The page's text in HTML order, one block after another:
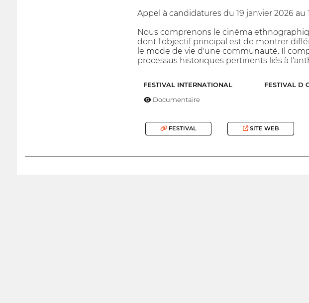
Appel à candidatures du 19 janvier 2026 au
Nous comprenons le cinéma
dont l'objectif principal est de montrer
le mode de vie d'une communauté. Il
processus historiques pertinents liés à
FESTIVAL INTERNATIONAL FESTIVAL D
Documentaire
FESTIVAL SITE WEB